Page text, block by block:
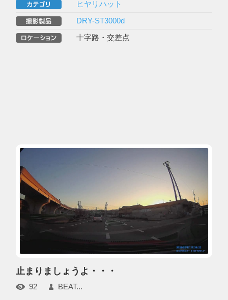
ヒヤリハット
DRY-ST3000d
十字路・交差点
止まりましょうよ・・・
92 BEAT...